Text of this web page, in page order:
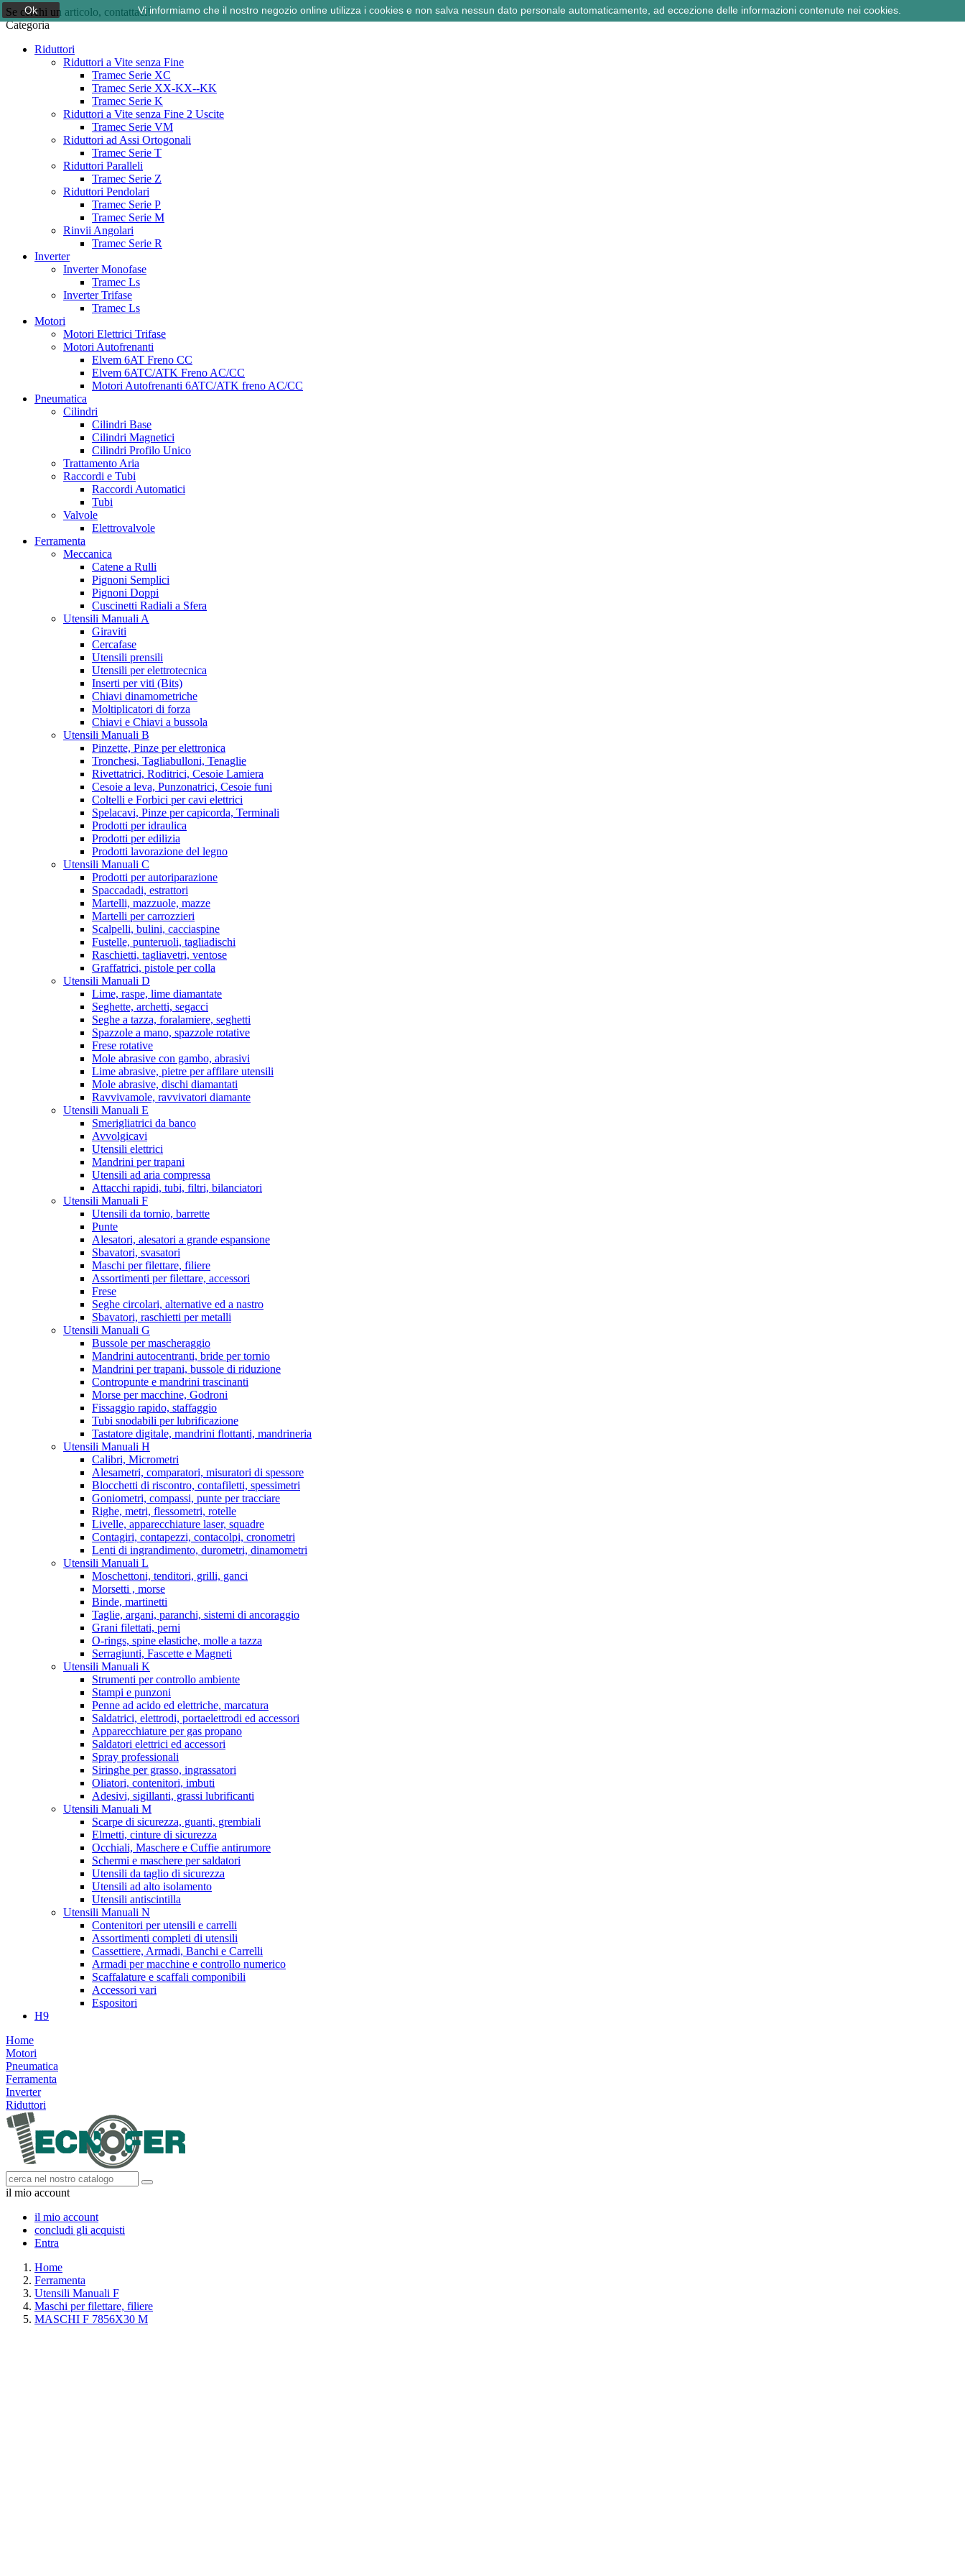
Se cerchi un articolo, contattaci!
Categoria
Riduttori
Riduttori a Vite senza Fine
Tramec Serie XC
Tramec Serie XX-KX--KK
Tramec Serie K
Riduttori a Vite senza Fine 2 Uscite
Tramec Serie VM
Riduttori ad Assi Ortogonali
Tramec Serie T
Riduttori Paralleli
Tramec Serie Z
Riduttori Pendolari
Tramec Serie P
Tramec Serie M
Rinvii Angolari
Tramec Serie R
Inverter
Inverter Monofase
Tramec Ls
Inverter Trifase
Tramec Ls
Motori
Motori Elettrici Trifase
Motori Autofrenanti
Elvem 6AT Freno CC
Elvem 6ATC/ATK Freno AC/CC
Motori Autofrenanti 6ATC/ATK freno AC/CC
Pneumatica
Cilindri
Cilindri Base
Cilindri Magnetici
Cilindri Profilo Unico
Trattamento Aria
Raccordi e Tubi
Raccordi Automatici
Tubi
Valvole
Elettrovalvole
Ferramenta
Meccanica
Catene a Rulli
Pignoni Semplici
Pignoni Doppi
Cuscinetti Radiali a Sfera
Utensili Manuali A
Giraviti
Cercafase
Utensili prensili
Utensili per elettrotecnica
Inserti per viti (Bits)
Chiavi dinamometriche
Moltiplicatori di forza
Chiavi e Chiavi a bussola
Utensili Manuali B
Pinzette, Pinze per elettronica
Tronchesi, Tagliabulloni, Tenaglie
Rivettatrici, Roditrici, Cesoie Lamiera
Cesoie a leva, Punzonatrici, Cesoie funi
Coltelli e Forbici per cavi elettrici
Spelacavi, Pinze per capicorda, Terminali
Prodotti per idraulica
Prodotti per edilizia
Prodotti lavorazione del legno
Utensili Manuali C
Prodotti per autoriparazione
Spaccadadi, estrattori
Martelli, mazzuole, mazze
Martelli per carrozzieri
Scalpelli, bulini, cacciaspine
Fustelle, punteruoli, tagliadischi
Raschietti, tagliavetri, ventose
Graffatrici, pistole per colla
Utensili Manuali D
Lime, raspe, lime diamantate
Seghette, archetti, segacci
Seghe a tazza, foralamiere, seghetti
Spazzole a mano, spazzole rotative
Frese rotative
Mole abrasive con gambo, abrasivi
Lime abrasive, pietre per affilare utensili
Mole abrasive, dischi diamantati
Ravvivamole, ravvivatori diamante
Utensili Manuali E
Smerigliatrici da banco
Avvolgicavi
Utensili elettrici
Mandrini per trapani
Utensili ad aria compressa
Attacchi rapidi, tubi, filtri, bilanciatori
Utensili Manuali F
Utensili da tornio, barrette
Punte
Alesatori, alesatori a grande espansione
Sbavatori, svasatori
Maschi per filettare, filiere
Assortimenti per filettare, accessori
Frese
Seghe circolari, alternative ed a nastro
Sbavatori, raschietti per metalli
Utensili Manuali G
Bussole per mascheraggio
Mandrini autocentranti, bride per tornio
Mandrini per trapani, bussole di riduzione
Contropunte e mandrini trascinanti
Morse per macchine, Godroni
Fissaggio rapido, staffaggio
Tubi snodabili per lubrificazione
Tastatore digitale, mandrini flottanti, mandrineria
Utensili Manuali H
Calibri, Micrometri
Alesametri, comparatori, misuratori di spessore
Blocchetti di riscontro, contafiletti, spessimetri
Goniometri, compassi, punte per tracciare
Righe, metri, flessometri, rotelle
Livelle, apparecchiature laser, squadre
Contagiri, contapezzi, contacolpi, cronometri
Lenti di ingrandimento, durometri, dinamometri
Utensili Manuali L
Moschettoni, tenditori, grilli, ganci
Morsetti , morse
Binde, martinetti
Taglie, argani, paranchi, sistemi di ancoraggio
Grani filettati, perni
O-rings, spine elastiche, molle a tazza
Serragiunti, Fascette e Magneti
Utensili Manuali K
Strumenti per controllo ambiente
Stampi e punzoni
Penne ad acido ed elettriche, marcatura
Saldatrici, elettrodi, portaelettrodi ed accessori
Apparecchiature per gas propano
Saldatori elettrici ed accessori
Spray professionali
Siringhe per grasso, ingrassatori
Oliatori, contenitori, imbuti
Adesivi, sigillanti, grassi lubrificanti
Utensili Manuali M
Scarpe di sicurezza, guanti, grembiali
Elmetti, cinture di sicurezza
Occhiali, Maschere e Cuffie antirumore
Schermi e maschere per saldatori
Utensili da taglio di sicurezza
Utensili ad alto isolamento
Utensili antiscintilla
Utensili Manuali N
Contenitori per utensili e carrelli
Assortimenti completi di utensili
Cassettiere, Armadi, Banchi e Carrelli
Armadi per macchine e controllo numerico
Scaffalature e scaffali componibili
Accessori vari
Espositori
H9
Home
Motori
Pneumatica
Ferramenta
Inverter
Riduttori
il mio account
il mio account
concludi gli acquisti
Entra
Home
Ferramenta
Utensili Manuali F
Maschi per filettare, filiere
MASCHI F 7856X30 M
Ok Vi informiamo che il nostro negozio online utilizza i cookies e non salva nessun dato personale automaticamente, ad eccezione delle informazioni contenute nei cookies.